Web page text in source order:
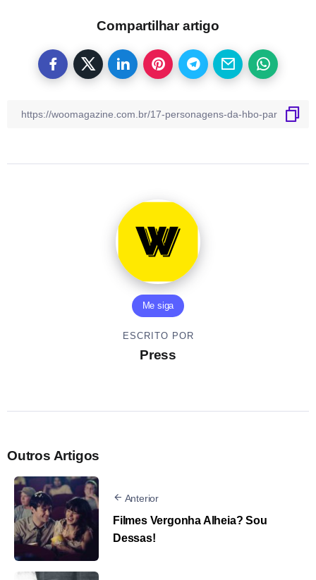
Compartilhar artigo
Me siga
ESCRITO POR
Press
Outros Artigos
Anterior
Filmes Vergonha Alheia? Sou
Dessas!